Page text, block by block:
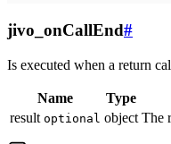
jivo_onCallEnd#
Is executed when a return
Name Type
result optional object The